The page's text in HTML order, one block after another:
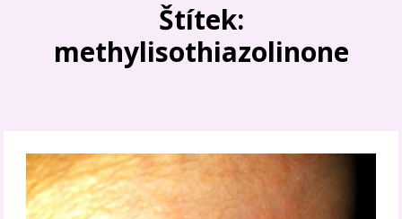
Štítek:
methylisothiazolinone